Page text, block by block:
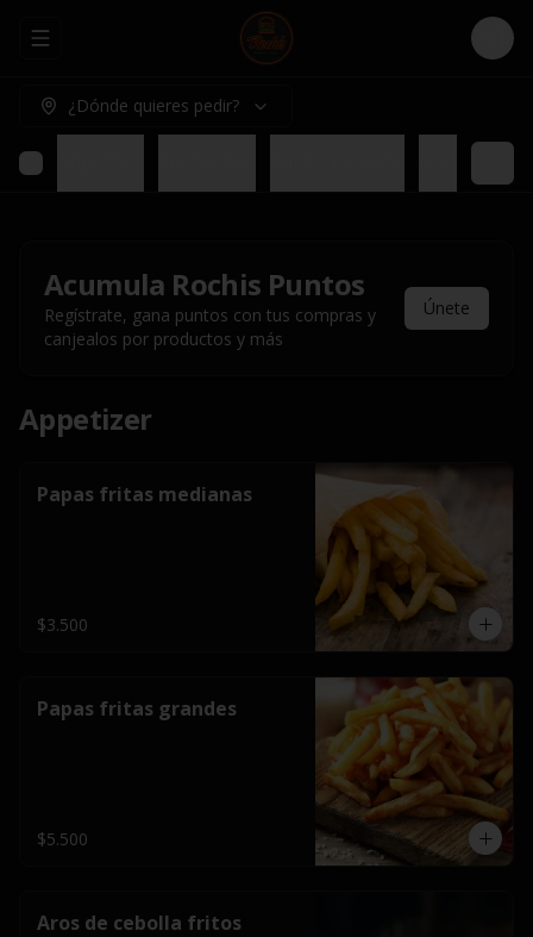
Abrir menu de navegación Login
¿Dónde quieres pedir?
Acumula Rochis Puntos
Regístrate, gana puntos con tus compras y
canjealos por productos y más
Únete
Appetizer
Papas fritas medianas
$3.500
Papas fritas grandes
$5.500
Aros de cebolla fritos